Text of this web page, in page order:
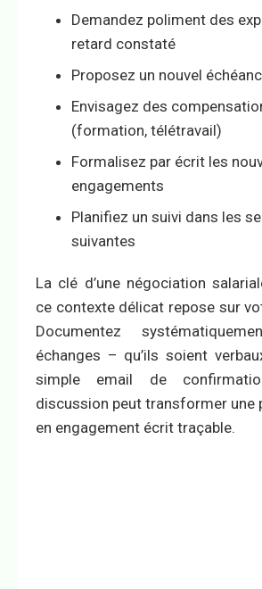
Demandez poliment des
retard constaté
Proposez un nouvel
Envisagez des
(formation, télétravail)
Formalisez par écrit les
engagements
Planifiez un suivi dans les
suivantes
La clé d’une négociation
ce contexte délicat repose sur
Documentez
échanges – qu’ils soient
simple email de
discussion peut transformer une
en engagement écrit traçable.